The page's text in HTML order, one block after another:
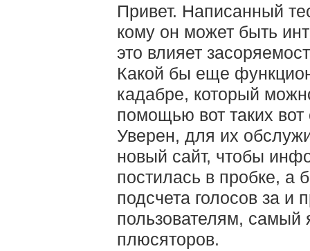
Привет. Написанный
кому он может быть
это влияет
Какой бы еще
кадабре, который
помощью вот таких вот
Уверен, для их
новый сайт, чтобы
постилась в пробке, а
подсчета голосов за и
пользователям, самый
плюсяторов.